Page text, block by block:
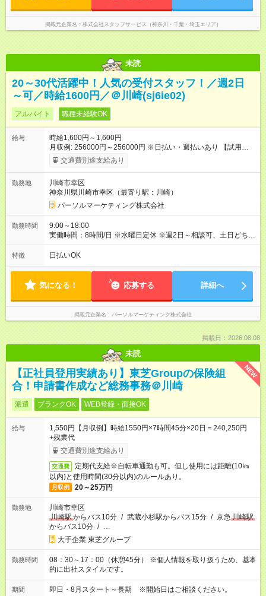
掲載元企業名 株式会社スタッフサービス（神奈川・千葉・埼玉エリア）
未読
20～30代活躍中！人気の受付スタッフ！／週2日
～可／時給1600円／＠川崎(sj6ie02)
アルバイト 職種未経験OK
給与
時給1,600円～1,600円
月収例: 256000円～256000円 ※日払い・週払いあり 【試用期
間】試用期間なし
交通費別途支給あり
勤務地
川崎市幸区
神奈川県川崎市幸区（最寄り駅：川崎）
パーソルマーケティング株式会社
勤務時間
9:00～18:00
実働時間：8時間/日 ※水曜日定休 ※週2日～相談可、土日どちら
かのみ相談可
特徴 日払いOK
気になる！ 応募する 詳細へ
掲載元企業名 パーソルマーケティング株式会社
掲載日：2026.08.08
未読
NEW
【正社員登用実績あり】東芝Groupの保険組
合！申請書作成など総務事務＠川崎
派遣 ブランクOK WEB登録・面接OK
給与
1,550円【月収例】時給1550円×7時間45分×20日＝240,250円
+残業代
交通費別途支給あり
交通費
定期代支給※自転車通勤も可。但し使用には距離(10㎞
以内)と使用時間(30分以内)のルールあり。
月収例 20～25万円
勤務地
川崎市幸区
川崎駅からバス10分 / 武蔵小杉駅からバス15分 / 京急 川崎駅
からバス10分 / …
大手企業 東芝グループ
勤務時間
08：30～17：00（休憩45分） ※個人情報を取り扱うため、基本
的に出社スタイルです。
期間 即日・8月スタート～長期 ※開始日はご相談ください。